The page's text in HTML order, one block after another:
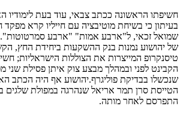
חשיפתו הראשונה ככתב צבאי, עוד בעת לימודיו
בעיתון כי בשיחת מוטיבציה עם חייליו קרא מפקד
שמואל זכאי, ל"ארבע אמות" "ארבע סמרטוטות".
של יהושוע נמנות בנק ההשקעות ביחידת החץ,
טיסנקרופ המייצרות את הצוללות הישראליות;
הקבינט לפני ובמהלך מבצע צוק איתן פסילת שני
שנכשלו בבדיקת פוליגרף.יהושוע אף היה הכתב
הטייסת סרן תמר אריאל שנהרגה במפולת שלגים
התפרסם לאחר מותה.